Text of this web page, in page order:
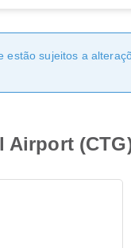
sujeitos a
Airport